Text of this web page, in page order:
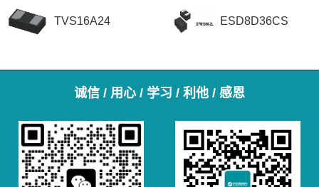
TVS16A24 ESD8D36CS
诚信 / 用心 / 学习 / 利他 / 感恩